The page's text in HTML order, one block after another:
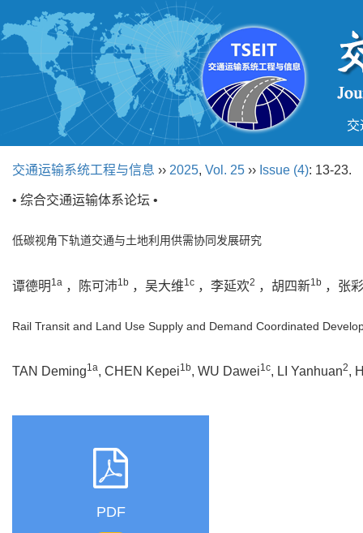
交
交通运输系统工程与信息 ›› 2025, Vol. 25 ›› Issue (4): 13-23.
• 综合交通运输体系论坛 •
低碳视角下轨道交通与土地利用供需协同发展研究
谭德明 1a ，陈可沛1b ，吴大维1c ，李延欢2 ，胡四新1b ，张
Rail Transit and Land Use Supply and Demand Coordinated
TAN Deming1a, CHEN Kepei1b, WU Dawei1c, LI Yanhuan2,
PDF